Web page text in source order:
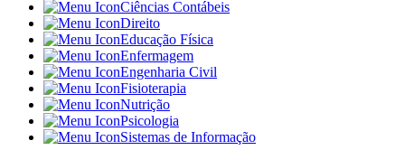
Ciências Contábeis
Direito
Educação Física
Enfermagem
Engenharia Civil
Fisioterapia
Nutrição
Psicologia
Sistemas de Informação